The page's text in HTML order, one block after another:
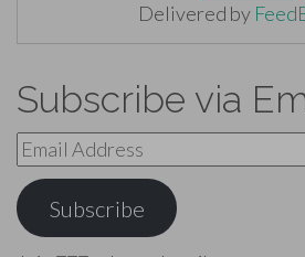
Delivered by
Subscribe via
Email
Address
Subscribe